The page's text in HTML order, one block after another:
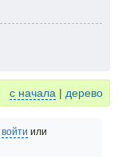
с начала | дерево
войти или